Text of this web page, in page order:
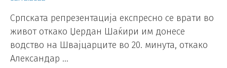
Српската репрезентација експресно се врати во
живот откако Џердан Шаќири им донесе
водство на Швајцарците во 20. минута, откако
Александар …